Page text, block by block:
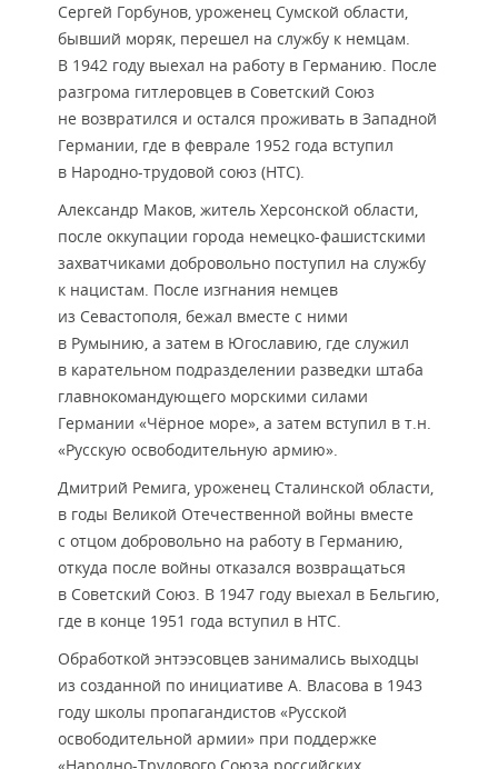
Сергей Горбунов, уроженец Сумской области,
бывший моряк, перешел на службу к немцам.
В 1942 году выехал на работу в Германию. После
разгрома гитлеровцев в Советский Союз
не возвратился и остался проживать в Западной
Германии, где в феврале 1952 года вступил
в Народно-трудовой союз (НТС).
Александр Маков, житель Херсонской области,
после оккупации города немецко-фашистскими
захватчиками добровольно поступил на службу
к нацистам. После изгнания немцев
из Севастополя, бежал вместе с ними
в Румынию, а затем в Югославию, где служил
в карательном подразделении разведки штаба
главнокомандующего морскими силами
Германии «Чёрное море», а затем вступил в т.н.
«Русскую освободительную армию».
Дмитрий Ремига, уроженец Сталинской области,
в годы Великой Отечественной войны вместе
с отцом добровольно на работу в Германию,
откуда после войны отказался возвращаться
в Советский Союз. В 1947 году выехал в Бельгию,
где в конце 1951 года вступил в НТС.
Обработкой энтээсовцев занимались выходцы
из созданной по инициативе А. Власова в 1943
году школы пропагандистов «Русской
освободительной армии» при поддержке